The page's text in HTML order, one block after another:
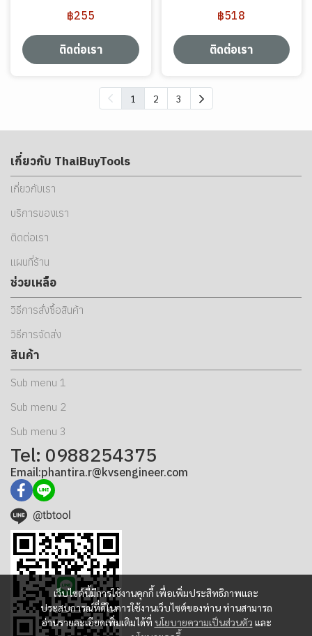
฿255
ติดต่อเรา
฿518
ติดต่อเรา
1 2 3
เว็บไซต์นี้มีการใช้งานคุกกี้ เพื่อเพิ่มประสิทธิภาพและ
ประสบการณ์ที่ดีในการใช้งานเว็บไซต์ของท่าน ท่านสามารถ
อ่านรายละเอียดเพิ่มเติมได้ที่ นโยบายความเป็นส่วนตัว และ
เกี่ยวกับ ThaiBuyTools
เกี่ยวกับเรา
บริการของเรา
ติดต่อเรา
แผนที่ร้าน
ช่วยเหลือ
วิธีการสั่งซื้อสินค้า
วิธีการจัดส่ง
สินค้า
Sub menu 1
Sub menu 2
Sub menu 3
Tel: 0988254375
Email:phantira.r@kvsengineer.com
@tbtool